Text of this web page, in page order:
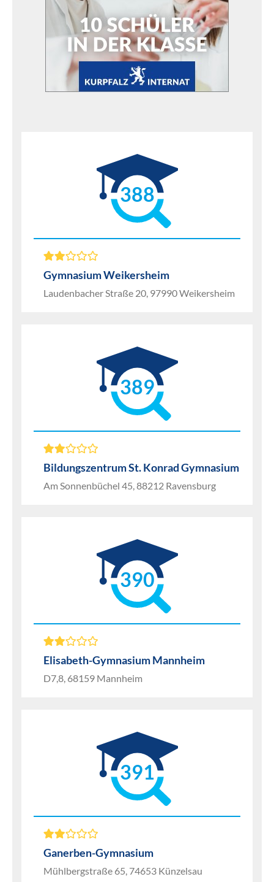
388
Gymnasium Weikersheim
Laudenbacher Straße 20, 97990 Weikersheim
389
Bildungszentrum St. Konrad Gymnasium
Am Sonnenbüchel 45, 88212 Ravensburg
390
Elisabeth-Gymnasium Mannheim
D7,8, 68159 Mannheim
391
Ganerben-Gymnasium
Mühlbergstraße 65, 74653 Künzelsau